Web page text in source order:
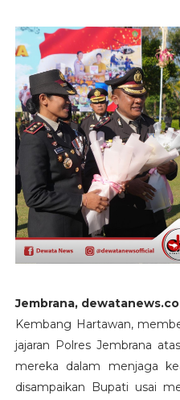
Jembrana,
Kembang Hartawan,
jajaran Polres Jembrana
mereka dalam menjaga
disampaikan Bupati usai